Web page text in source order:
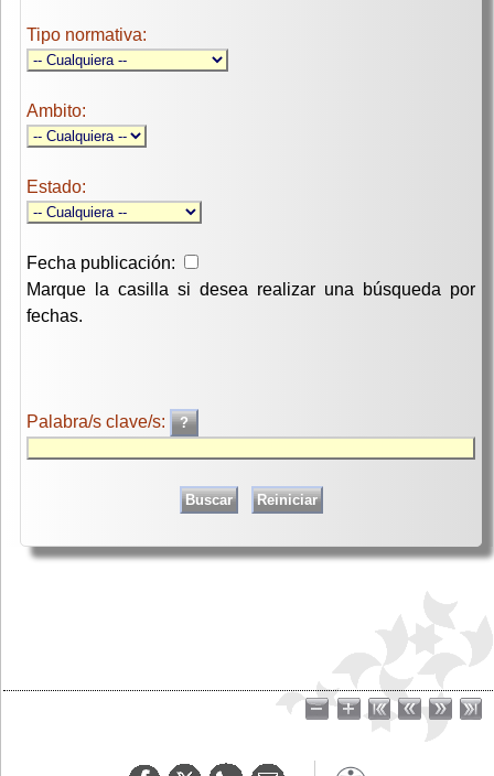
Tipo normativa:
Ambito:
Estado:
Fecha publicación:
Marque la casilla si desea realizar una búsqueda por
fechas.
Palabra/s clave/s: